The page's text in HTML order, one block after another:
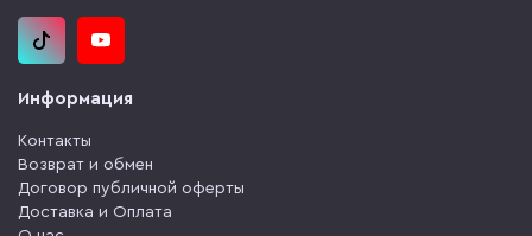
Информация
Контакты
Возврат и обмен
Договор публичной оферты
Доставка и Оплата